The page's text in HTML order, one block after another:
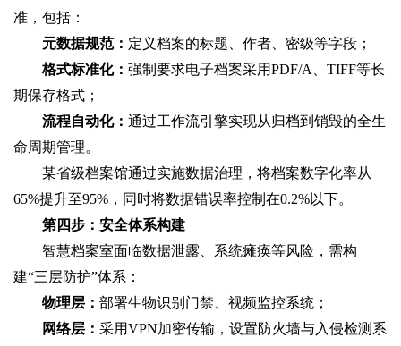
准，包括：
元数据规范： 定义档案的标题、作者、密级等字段；
格式标准化： 强制要求电子档案采用PDF/A、TIFF等长
期保存格式；
流程自动化： 通过工作流引擎实现从归档到销毁的全生
命周期管理。
某省级档案馆通过实施数据治理，将档案数字化率从
65%提升至95%，同时将数据错误率控制在0.2%以下。
第四步：安全体系构建
智慧档案室面临数据泄露、系统瘫痪等风险，需构
建“三层防护”体系：
物理层： 部署生物识别门禁、视频监控系统；
网络层： 采用VPN加密传输，设置防火墙与入侵检测系